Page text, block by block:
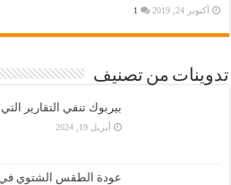
أكتوبر 24, 2019 1
تدوينات من تصنيف
بيربوك تنفي التقارير
أبريل 19, 2024
عودة الطقس الشتوي في